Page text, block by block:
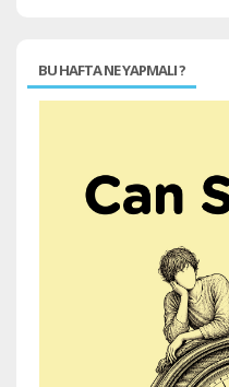
BU HAFTA NE YAPMALI ?